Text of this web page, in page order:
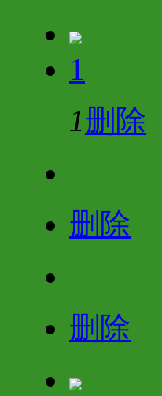
1
1删除
删除
删除